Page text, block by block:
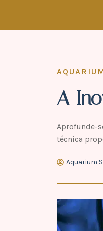
A
Aprofunde-
técnica
Aquarium